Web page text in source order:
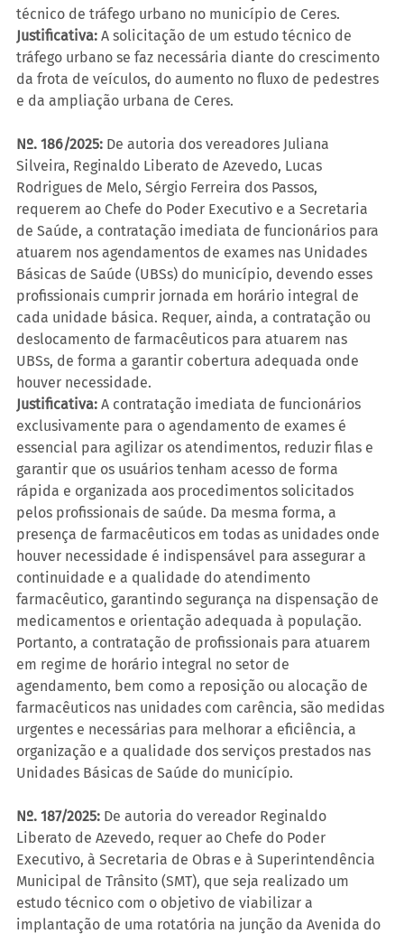
técnico de tráfego urbano no município de Ceres.
Justificativa: A solicitação de um estudo técnico de
tráfego urbano se faz necessária diante do crescimento
da frota de veículos, do aumento no fluxo de pedestres
e da ampliação urbana de Ceres.
Nº. 186/2025: De autoria dos vereadores Juliana
Silveira, Reginaldo Liberato de Azevedo, Lucas
Rodrigues de Melo, Sérgio Ferreira dos Passos,
requerem ao Chefe do Poder Executivo e a Secretaria
de Saúde, a contratação imediata de funcionários para
atuarem nos agendamentos de exames nas Unidades
Básicas de Saúde (UBSs) do município, devendo esses
profissionais cumprir jornada em horário integral de
cada unidade básica. Requer, ainda, a contratação ou
deslocamento de farmacêuticos para atuarem nas
UBSs, de forma a garantir cobertura adequada onde
houver necessidade.
Justificativa: A contratação imediata de funcionários
exclusivamente para o agendamento de exames é
essencial para agilizar os atendimentos, reduzir filas e
garantir que os usuários tenham acesso de forma
rápida e organizada aos procedimentos solicitados
pelos profissionais de saúde. Da mesma forma, a
presença de farmacêuticos em todas as unidades onde
houver necessidade é indispensável para assegurar a
continuidade e a qualidade do atendimento
farmacêutico, garantindo segurança na dispensação de
medicamentos e orientação adequada à população.
Portanto, a contratação de profissionais para atuarem
em regime de horário integral no setor de
agendamento, bem como a reposição ou alocação de
farmacêuticos nas unidades com carência, são medidas
urgentes e necessárias para melhorar a eficiência, a
organização e a qualidade dos serviços prestados nas
Unidades Básicas de Saúde do município.
Nº. 187/2025: De autoria do vereador Reginaldo
Liberato de Azevedo, requer ao Chefe do Poder
Executivo, à Secretaria de Obras e à Superintendência
Municipal de Trânsito (SMT), que seja realizado um
estudo técnico com o objetivo de viabilizar a
implantação de uma rotatória na junção da Avenida do